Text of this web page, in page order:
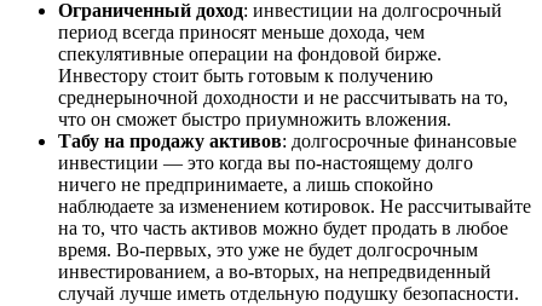
Ограниченный доход: инвестиции на долгосрочный
период всегда приносят меньше дохода, чем
спекулятивные операции на фондовой бирже.
Инвестору стоит быть готовым к получению
среднерыночной доходности и не рассчитывать на то,
что он сможет быстро приумножить вложения.
Табу на продажу активов: долгосрочные финансовые
инвестиции — это когда вы по-настоящему долго
ничего не предпринимаете, а лишь спокойно
наблюдаете за изменением котировок. Не рассчитывайте
на то, что часть активов можно будет продать в любое
время. Во-первых, это уже не будет долгосрочным
инвестированием, а во-вторых, на непредвиденный
случай лучше иметь отдельную подушку безопасности.